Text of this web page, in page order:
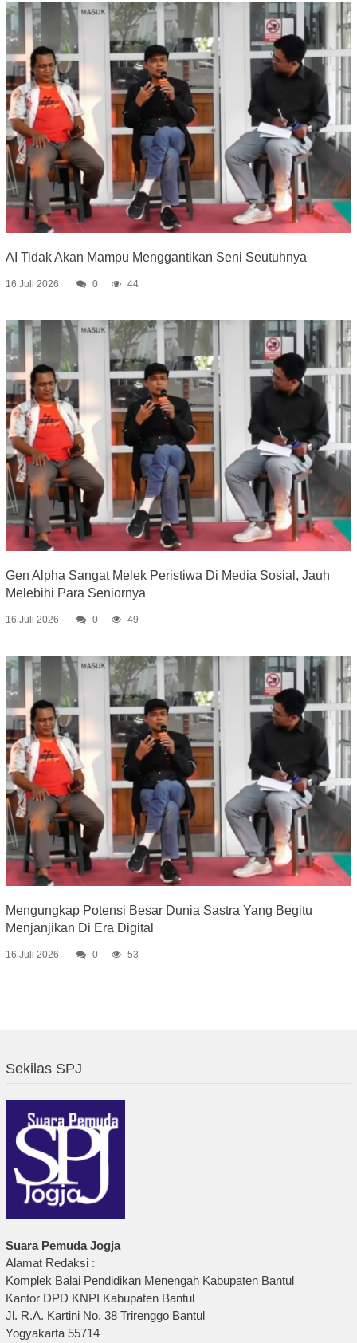
AI Tidak Akan Mampu Menggantikan Seni Seutuhnya
16 Juli 2026 0 44
Gen Alpha Sangat Melek Peristiwa Di Media Sosial, Jauh
Melebihi Para Seniornya
16 Juli 2026 0 49
Mengungkap Potensi Besar Dunia Sastra Yang Begitu
Menjanjikan Di Era Digital
16 Juli 2026 0 53
Sekilas SPJ
Suara Pemuda Jogja
Alamat Redaksi :
Komplek Balai Pendidikan Menengah Kabupaten Bantul
Kantor DPD KNPI Kabupaten Bantul
Jl. R.A. Kartini No. 38 Trirenggo Bantul
Yogyakarta 55714